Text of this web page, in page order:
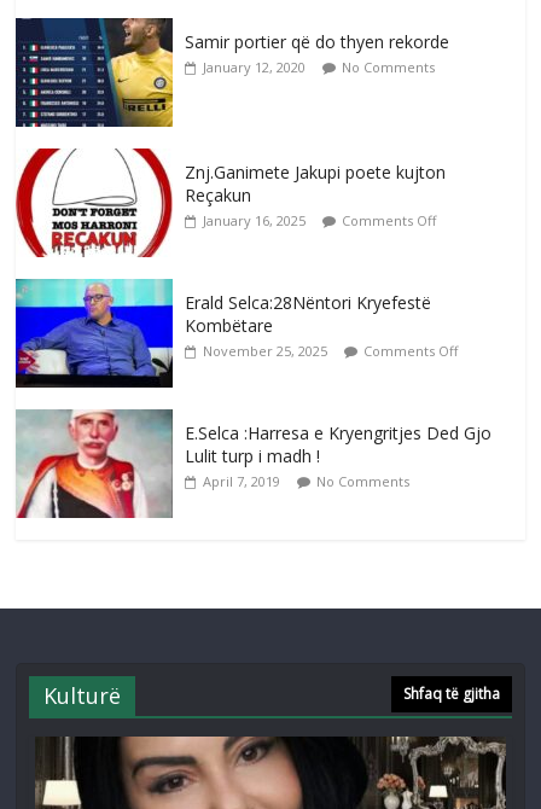
Samir portier që do thyen rekorde
January 12, 2020 No Comments
Znj.Ganimete Jakupi poete kujton
Reçakun
January 16, 2025 Comments Off
Erald Selca:28Nëntori Kryefestë
Kombëtare
November 25, 2025 Comments Off
E.Selca :Harresa e Kryengritjes Ded Gjo
Lulit turp i madh !
April 7, 2019 No Comments
Kulturë Shfaq të gjitha